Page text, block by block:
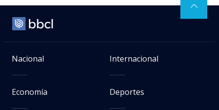
Nacional Internacional
Economía Deportes